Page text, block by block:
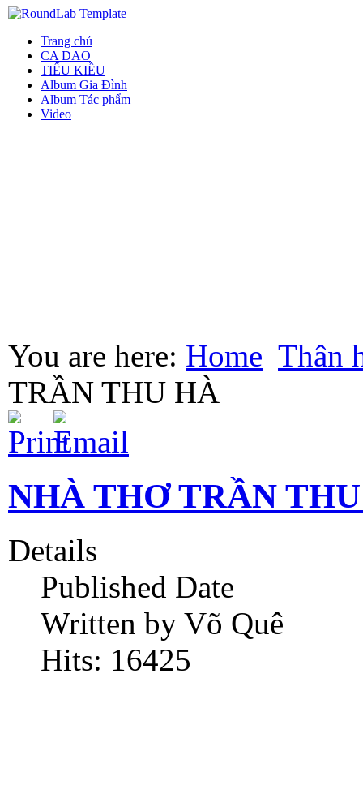
Trang chủ
CA DAO
TIỂU KIỀU
Album Gia Đình
Album Tác phẩm
Video
You are here: Home Thân
TRẦN THU HÀ
NHÀ THƠ TRẦN
Details
Published Date
Written by Võ Quê
Hits: 16425